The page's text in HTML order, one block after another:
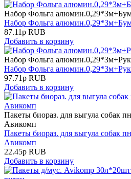
Набор Фольга
Набор Фольга
87.11р RUB
Добавить в корзину
Набор Фольга
Набор Фольга
97.71р RUB
Добавить в корзину
Пакеты биораз. для выгула собак
Авикомп
Пакеты биораз. для выгула собак
Авикомп
22.45р RUB
Добавить в корзину